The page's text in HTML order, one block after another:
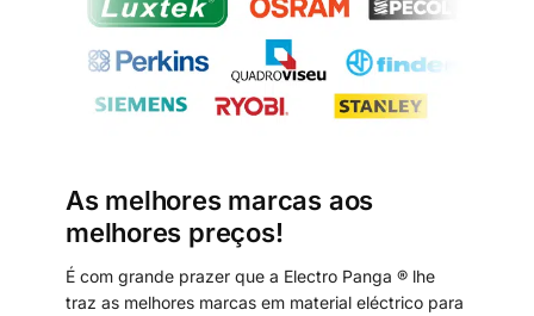
As melhores marcas aos
melhores preços!
É com grande prazer que a Electro Panga ® lhe
traz as melhores marcas em material eléctrico para